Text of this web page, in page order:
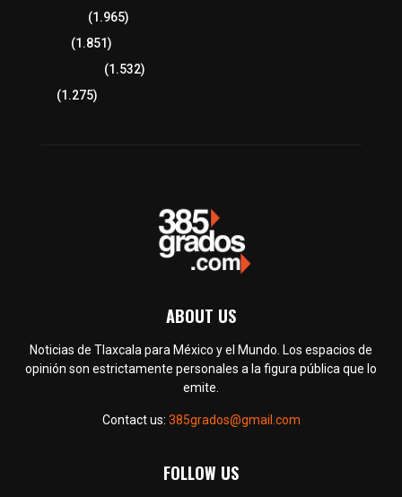
(1.965)
(1.851)
(1.532)
(1.275)
ABOUT US
Noticias de Tlaxcala para México y el Mundo. Los espacios de
opinión son estrictamente personales a la figura pública que lo
emite.
Contact us: 385grados@gmail.com
FOLLOW US